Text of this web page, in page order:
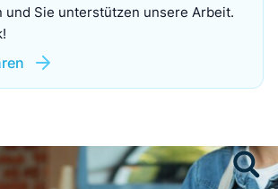
und Sie unterstützen unsere Arbeit.